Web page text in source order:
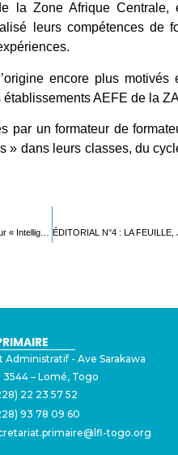
la Zone Afrique Centrale,
leurs compétences de
encore plus
AEFE de la
par un formateur de
dans leurs classes, du
Administratif - ⁠Ave Sarakawa
3544 – Lomé, Togo
22 23 57 52
93 78 09 60
togo.org